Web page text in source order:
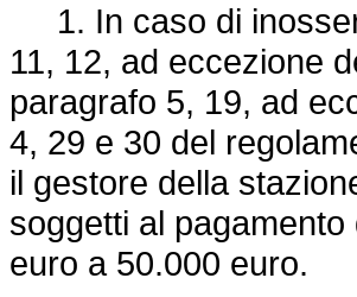
1. In caso di
11, 12, ad eccezione
paragrafo 5, 19, ad
4, 29 e 30 del
il gestore della
soggetti al
euro a 50.000 euro.